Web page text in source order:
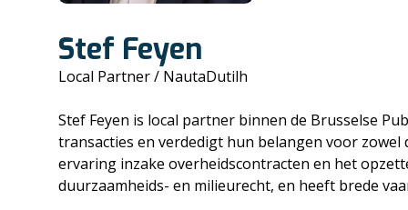
Stef Feyen
Local Partner / NautaDutilh
Stef Feyen is local partner binnen de Brusselse
transacties en verdedigt hun belangen voor
ervaring inzake overheidscontracten en het
duurzaamheids- en milieurecht, en heeft brede